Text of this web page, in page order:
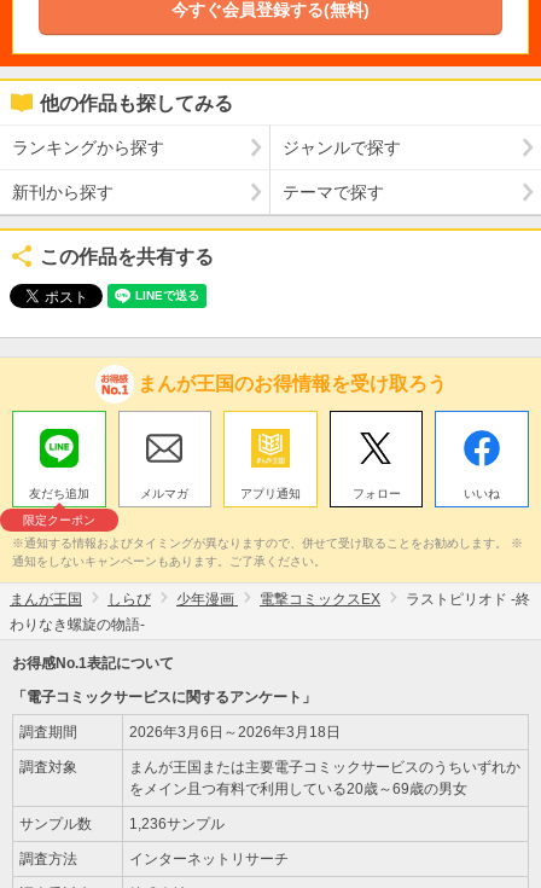
今すぐ会員登録する(無料)
他の作品も探してみる
ランキングから探す ジャンルで探す
新刊から探す テーマで探す
この作品を共有する
まんが王国のお得情報を受け取ろう
友だち追加
限定クーポン
メルマガ アプリ通知 フォロー いいね
※通知する情報およびタイミングが異なりますので、併せて受け取ることをお勧めします。 ※
通知をしないキャンペーンもあります。ご了承ください。
まんが王国 しらび 少年漫画 電撃コミックスEX
ラストピリオド -終
わりなき螺旋の物語-
お得感No.1表記について
「電子コミックサービスに関するアンケート」
調査期間 2026年3月6日～2026年3月18日
調査対象
まんが王国または主要電子コミックサービスのうちいずれか
をメイン且つ有料で利用している20歳～69歳の男女
サンプル数 1,236サンプル
調査方法 インターネットリサーチ